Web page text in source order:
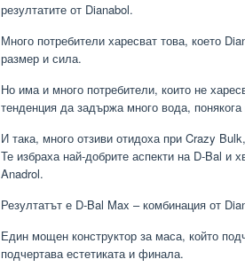
резултатите от Dianabol.
Много потребители харесват това, което
размер и сила.
Но има и много потребители, които не
тенденция да задържа много вода,
И така, много отзиви отидоха при Crazy
Те избраха най-добрите аспекти на D-Bal и
Anadrol.
Резултатът е D-Bal Max – комбинация от
Един мощен конструктор за маса, който
подчертава естетиката и финала.